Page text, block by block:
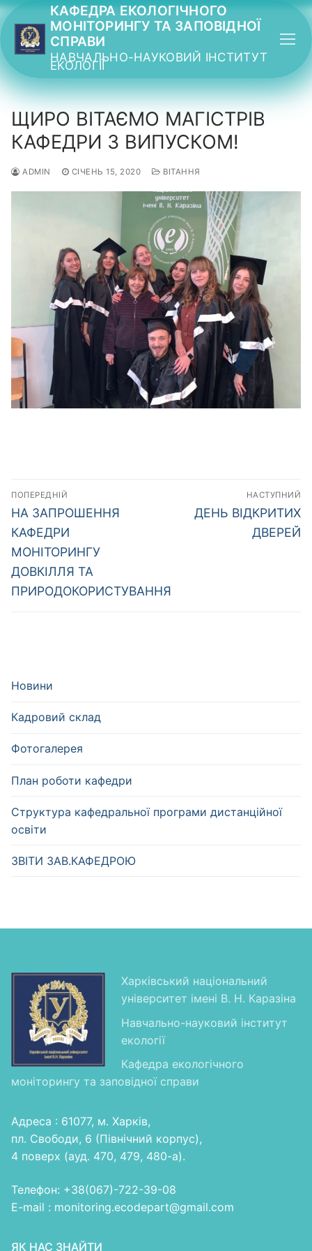
Перейти
до
вмісту
КАФЕДРА ЕКОЛОГІЧНОГО
МОНІТОРИНГУ ТА ЗАПОВІДНОЇ
СПРАВИ
НАВЧАЛЬНО-НАУКОВИЙ ІНСТИТУТ
ЕКОЛОГІЇ
ЩИРО ВІТАЄМО МАГІСТРІВ
КАФЕДРИ З ВИПУСКОМ!
ADMIN СІЧЕНЬ 15, 2020 ВІТАННЯ
Навігація
записів
ПОПЕРЕДНІЙ
Попередній
запис:
НА ЗАПРОШЕННЯ
КАФЕДРИ
МОНІТОРИНГУ
ДОВКІЛЛЯ ТА
ПРИРОДОКОРИСТУВАННЯ
НАСТУПНИЙ
Наступний
ДЕНЬ ВІДКРИТИХ
ДВЕРЕЙ
Новини
Кадровий склад
Фотогалерея
План роботи кафедри
Структура кафедральної програми дистанційної
освіти
ЗВІТИ ЗАВ.КАФЕДРОЮ
Харківський національний
університет імені В. Н. Каразіна
Навчально-науковий інститут
екології
Кафедра екологічного
моніторингу та заповідної справи
Адреса : 61077, м. Харків,
пл. Свободи, 6 (Північний корпус),
4 поверх (ауд. 470, 479, 480-а).
Телефон: +38(067)-722-39-08
E-mail : monitoring.ecodepart@gmail.com
ЯК НАС ЗНАЙТИ